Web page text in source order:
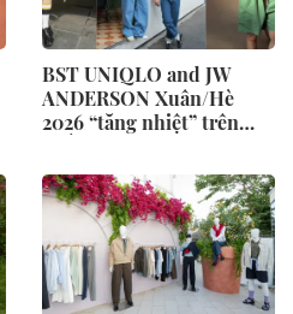
BST UNIQLO and JW
ANDERSON Xuân/Hè
2026 “tăng nhiệt” trên